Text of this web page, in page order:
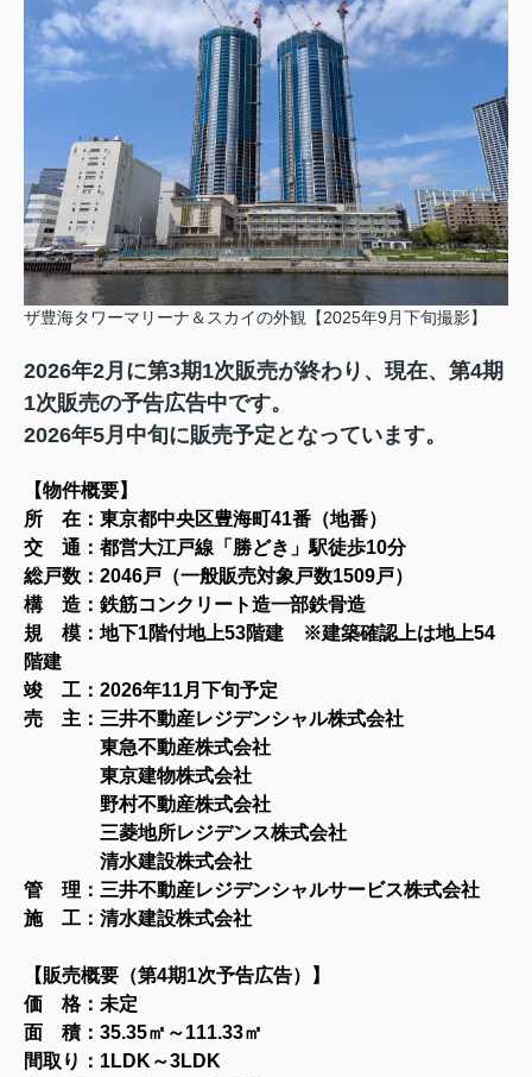
ザ豊海タワーマリーナ＆スカイの外観【2025年9月下旬撮影】
2026年2月に第3期1次販売が終わり、現在、第4期
1次販売の予告広告中です。
2026年5月中旬に販売予定となっています。
【物件概要】
所 在：東京都中央区豊海町41番（地番）
交 通：都営大江戸線「勝どき」駅徒歩10分
総戸数：2046戸（一般販売対象戸数1509戸）
構 造：鉄筋コンクリート造一部鉄骨造
規 模：地下1階付地上53階建 ※建築確認上は地上54
階建
竣 工：2026年11月下旬予定
売 主：三井不動産レジデンシャル株式会社
東急不動産株式会社
東京建物株式会社
野村不動産株式会社
三菱地所レジデンス株式会社
清水建設株式会社
管 理：三井不動産レジデンシャルサービス株式会社
施 工：清水建設株式会社
【販売概要（第4期1次予告広告）】
価 格：未定
面 積：35.35㎡～111.33㎡
間取り：1LDK～3LDK